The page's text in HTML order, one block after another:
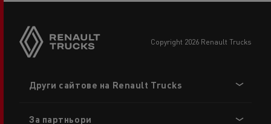
copyright 2026 Renault Trucks
menu
Други сайтове на Renault Trucks
За партньори